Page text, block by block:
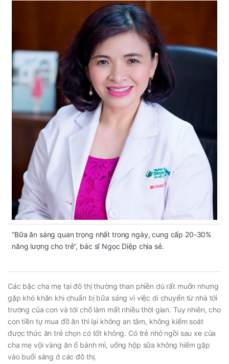
“Bữa ăn sáng quan trọng nhất trong ngày, cung cấp 20-30%
năng lượng cho trẻ”, bác sĩ Ngọc Diệp chia sẻ.
Các bậc cha mẹ tại đô thị thường than phiền dù rất muốn nhưng
gặp khó khăn khi chuẩn bị bữa sáng vì việc di chuyển từ nhà tới
trường của con và tới chỗ làm mất nhiều thời gian. Tuy nhiên, cho
con tiền tự mua đồ ăn thì lại không an tâm, không kiểm soát
được thức ăn trẻ chọn có tốt không. Có trẻ nhỏ ngồi sau xe của
cha mẹ vội vàng ăn ổ bánh mì, uống hộp sữa không hiếm gặp
vào buổi sáng ở các đô thị.